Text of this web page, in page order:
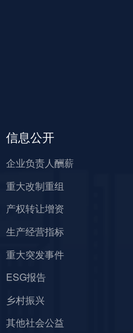
信息公开
企业负责人酬薪
重大改制重组
产权转让增资
生产经营指标
重大突发事件
ESG报告
乡村振兴
其他社会公益